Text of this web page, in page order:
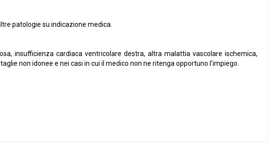
patologie su indicazione medica.
insufficienza cardiaca ventricolare destra, altra malattia vascolare ischemica,
non idonee e nei casi in cui il medico non ne ritenga opportuno l'impiego.